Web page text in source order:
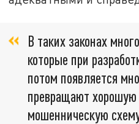
В таких законах
которые при
потом появляется
превращают хорошую
мошенническую